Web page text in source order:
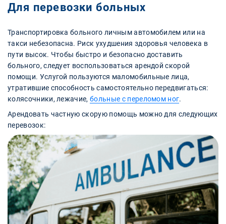
Для перевозки больных
Транспортировка больного личным автомобилем или на
такси небезопасна. Риск ухудшения здоровья человека в
пути высок. Чтобы быстро и безопасно доставить
больного, следует воспользоваться арендой скорой
помощи. Услугой пользуются маломобильные лица,
утратившие способность самостоятельно передвигаться:
колясочники, лежачие,больные с переломом ног.
Арендовать частную скорую помощь можно для следующих
перевозок: